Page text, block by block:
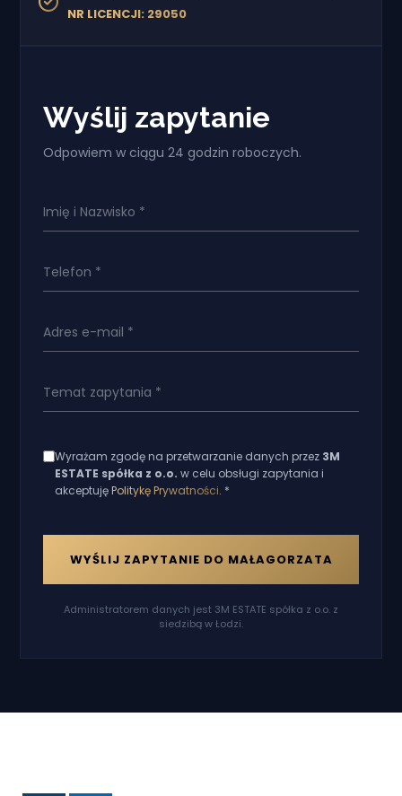
NR LICENCJI: 29050
Wyślij zapytanie
Odpowiem w ciągu 24 godzin roboczych.
Wyrażam zgodę na przetwarzanie danych przez 3M
ESTATE spółka z o.o. w celu obsługi zapytania i
akceptujęPolitykę Prywatności. *
WYŚLIJ ZAPYTANIE DO MAŁAGORZATA
Administratorem danych jest 3M ESTATE spółka z o.o. z
siedzibą w Łodzi.